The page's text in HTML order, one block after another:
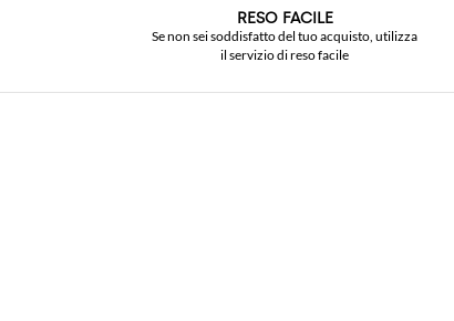
RESO FACILE
Se non sei soddisfatto del tuo acquisto, utilizza
il servizio di reso facile